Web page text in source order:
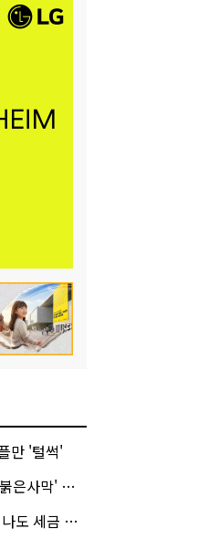
만 '털썩'
고 게임상
낸다고?